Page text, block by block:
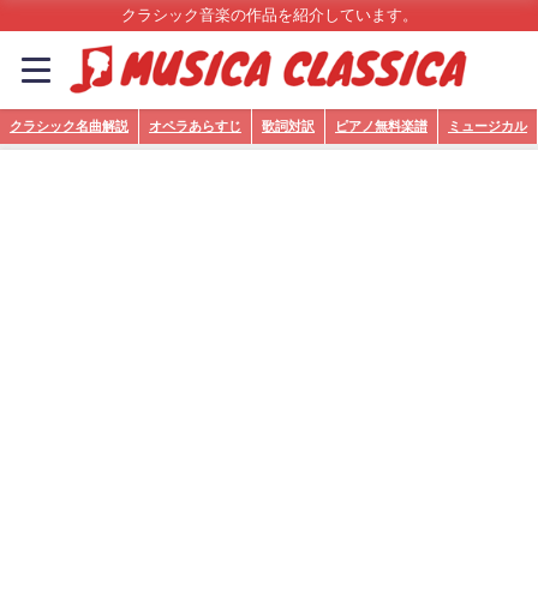
クラシック音楽の作品を紹介しています。
クラシック名曲解説 オペラあらすじ 歌詞対訳 ピアノ無料楽譜 ミュージカル